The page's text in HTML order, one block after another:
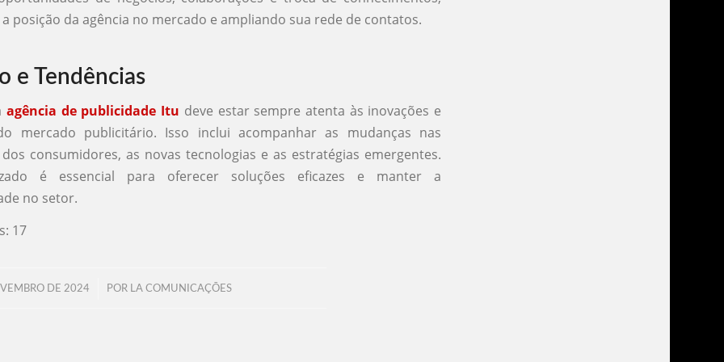
posição da agência no mercado e ampliando sua rede de contatos.
e Tendências
agência de publicidade Itu deve estar sempre atenta às inovações e
mercado publicitário. Isso inclui acompanhar as mudanças nas
consumidores, as novas tecnologias e as estratégias emergentes.
é essencial para oferecer soluções eficazes e manter a
no setor.
17
DE 2024
/ POR LA COMUNICAÇÕES